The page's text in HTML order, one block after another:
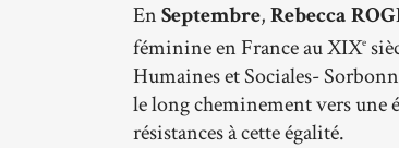
EnSeptembre,Rebecca
féminine en France au XIXe
Humaines et Sociales-
le long cheminement vers une
résistances à cette égalité.